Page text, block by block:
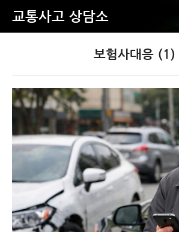
교통사고 상담소
보험사대응 (1)